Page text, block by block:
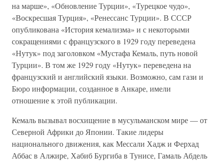
на марше», «Обновление Турции», «Турецкое чудо»,
«Воскресшая Турция», «Ренессанс Турции». В СССР
опубликована «История кемализма» и с некоторыми
сокращениями с французского в 1929 году переведена
«Нутук» под заголовком «Мустафа Кемаль, путь новой
Турции». В том же 1929 году «Нутук» переведена на
французский и английский языки. Возможно, сам гази и
Бюро информации, созданное в Анкаре, имели
отношение к этой публикации.
Кемаль вызывал восхищение в мусульманском мире — от
Северной Африки до Японии. Такие лидеры
национального движения, как Мессали Хадж и Ферхад
Аббас в Алжире, Хабиб Бургиба в Тунисе, Гамаль Абдель